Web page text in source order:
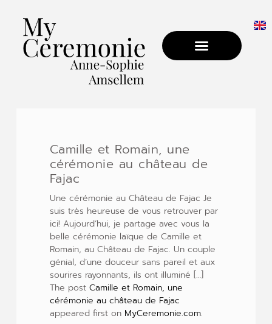
Camille et Romain, une
cérémonie au château de
Fajac
Une cérémonie au Château de Fajac Je
suis très heureuse de vous retrouver par
ici! Aujourd’hui, je partage avec vous la
belle cérémonie laïque de Camille et
Romain, au Château de Fajac. Un couple
génial, d’une douceur sans pareil et aux
sourires rayonnants, ils ont illuminé […]
The post Camille et Romain, une
cérémonie au château de Fajac
appeared first on MyCeremonie.com.